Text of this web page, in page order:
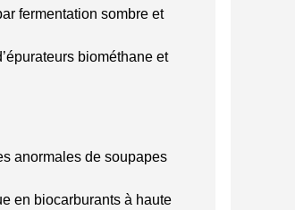
fermentation sombre et
biométhane et
anormales de soupapes
en biocarburants à haute